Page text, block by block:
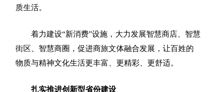
质生活。
着力建设“新消费”设施，大力发展智慧商店、智慧
街区、智慧商圈，促进商旅文体融合发展，让百姓的
物质与精神文化生活更丰富、更精彩、更舒适。
扎实推进创新型省份建设